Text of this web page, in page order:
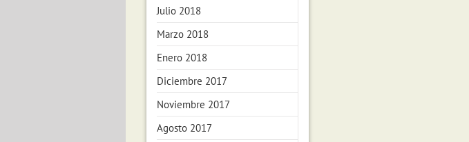
Julio 2018
Marzo 2018
Enero 2018
Diciembre 2017
Noviembre 2017
Agosto 2017